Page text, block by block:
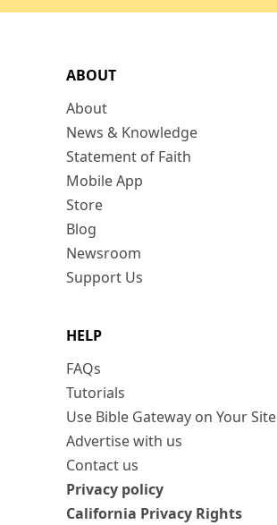
ABOUT
About
News & Knowledge
Statement of Faith
Mobile App
Store
Blog
Newsroom
Support Us
HELP
FAQs
Tutorials
Use Bible Gateway on Your Site
Advertise with us
Contact us
Privacy policy
California Privacy Rights